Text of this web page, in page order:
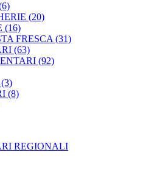
(20)
(16)
FRESCA (31)
(63)
(92)
(3)
(8)
REGIONALI